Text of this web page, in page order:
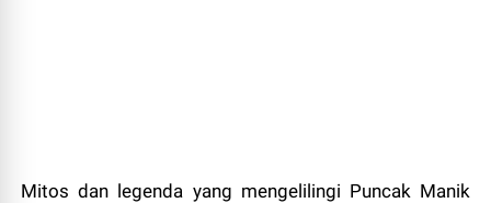
Mitos dan legenda yang mengelilingi Puncak Manik